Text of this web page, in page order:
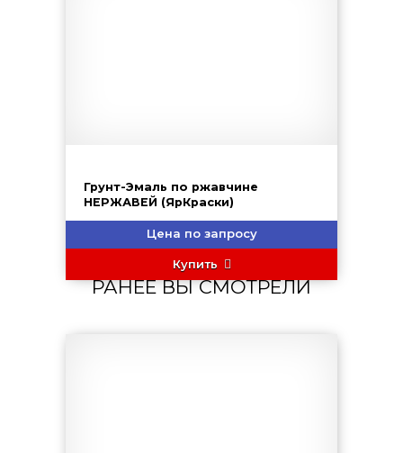
Грунт-Эмаль по ржавчине
НЕРЖАВЕЙ (ЯрКраски)
Цена по запросу
Купить
РАНЕЕ ВЫ СМОТРЕЛИ